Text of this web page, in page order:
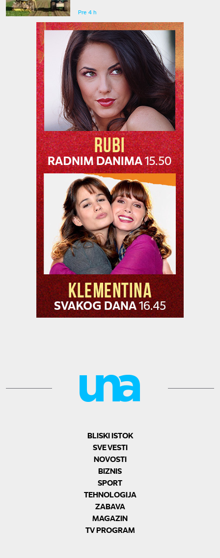
Pre 4 h
BLISKI ISTOK
SVE VESTI
NOVOSTI
BIZNIS
SPORT
TEHNOLOGIJA
ZABAVA
MAGAZIN
TV PROGRAM